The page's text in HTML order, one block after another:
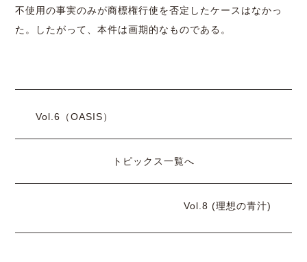
不使用の事実のみが商標権行使を否定したケースはなかっ
た。したがって、本件は画期的なものである。
Vol.6（OASIS）
トピックス一覧へ
Vol.8 (理想の青汁)